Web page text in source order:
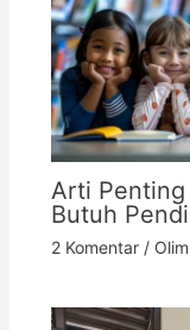
Arti Penting
Butuh
2 Komentar /